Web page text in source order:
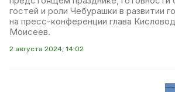
гостей и роли Чебурашки в развитии
на пресс-конференции глава
Моисеев.
2 августа 2024, 14:02